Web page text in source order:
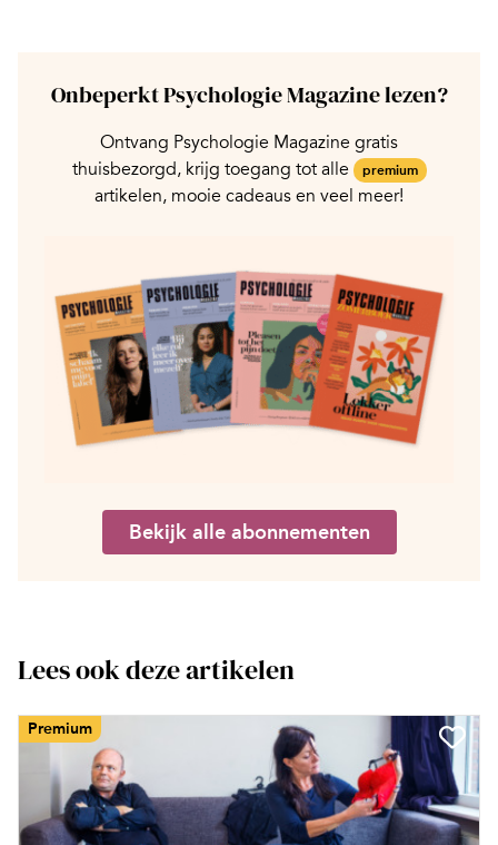
Onbeperkt Psychologie Magazine lezen?
Ontvang Psychologie Magazine gratis
thuisbezorgd, krijg toegang tot alle
premium
artikelen, mooie cadeaus en veel meer!
Bekijk alle abonnementen
Lees ook deze artikelen
Premium